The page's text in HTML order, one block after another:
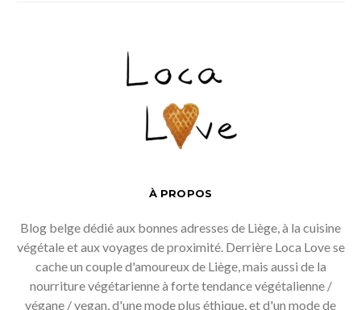
À PROPOS
Blog belge dédié aux bonnes adresses de Liège, à la cuisine
végétale et aux voyages de proximité. Derrière Loca Love se
cache un couple d'amoureux de Liège, mais aussi de la
nourriture végétarienne à forte tendance végétalienne /
végane / vegan, d'une mode plus éthique, et d'un mode de